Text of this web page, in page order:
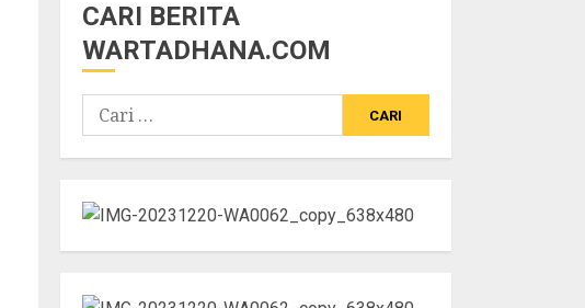
CARI BERITA
WARTADHANA.COM
Cari
untuk: